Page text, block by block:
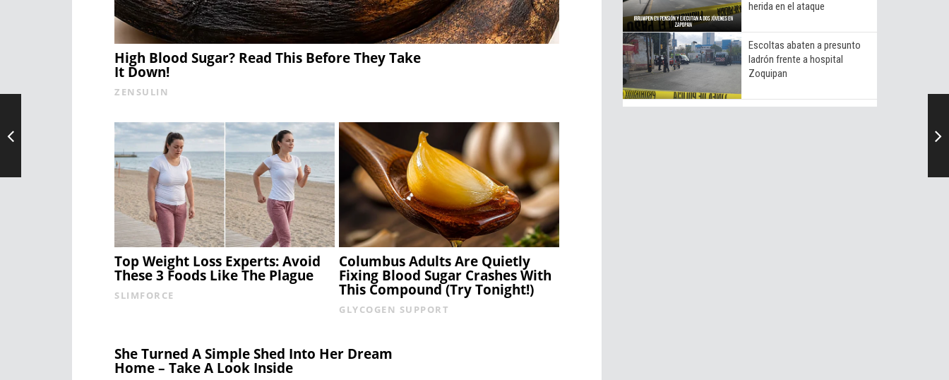
High Blood Sugar? Read This Before They Take
It Down!
ZENSULIN
Top Weight Loss Experts: Avoid
These 3 Foods Like The Plague
SLIMFORCE
Columbus Adults Are Quietly
Fixing Blood Sugar Crashes With
This Compound (Try Tonight!)
GLYCOGEN SUPPORT
She Turned A Simple Shed Into Her Dream
Home – Take A Look Inside
herida en el ataque
Escoltas abaten a presunto
ladrón frente a hospital
Zoquipan